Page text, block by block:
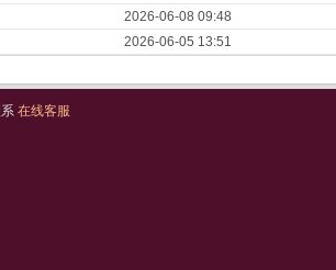
2026-06-08 09:48
2026-06-05 13:51
在线客服